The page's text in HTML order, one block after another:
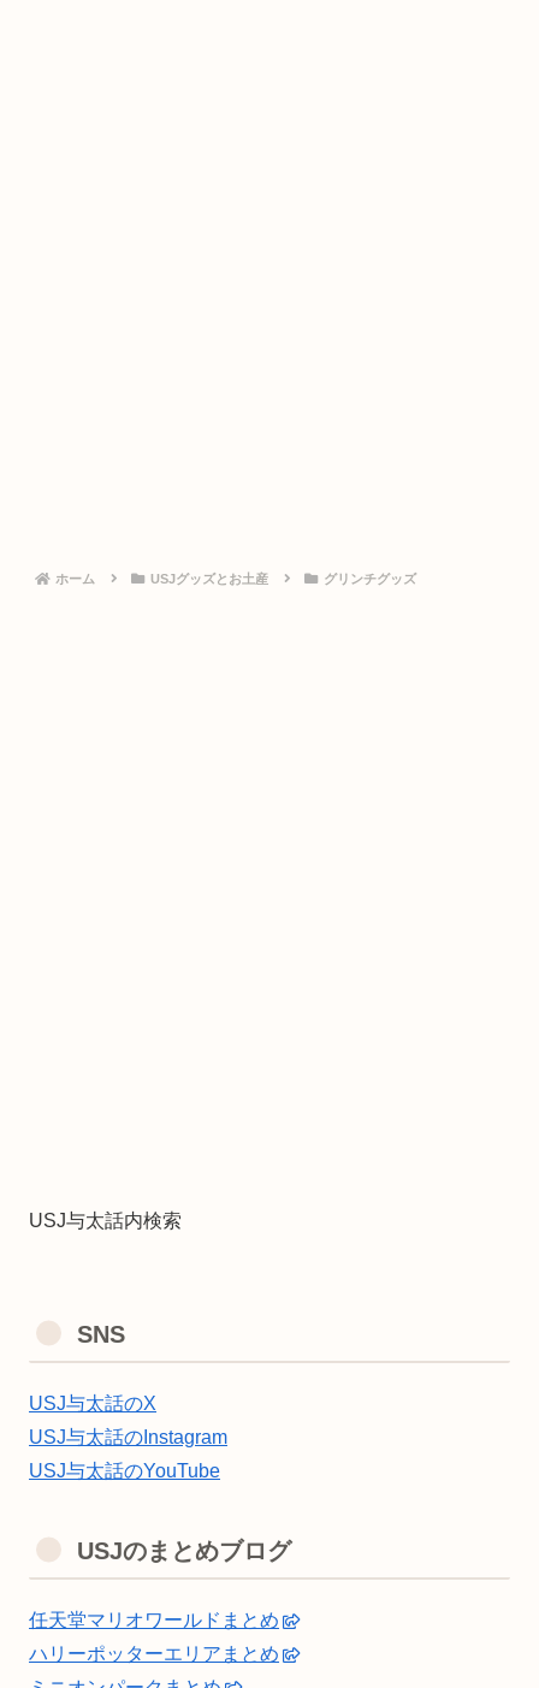
ホーム USJグッズとお土産 グリンチグッズ
USJ与太話内検索
SNS
USJ与太話のX
USJ与太話のInstagram
USJ与太話のYouTube
USJのまとめブログ
任天堂マリオワールドまとめ
ハリーポッターエリアまとめ